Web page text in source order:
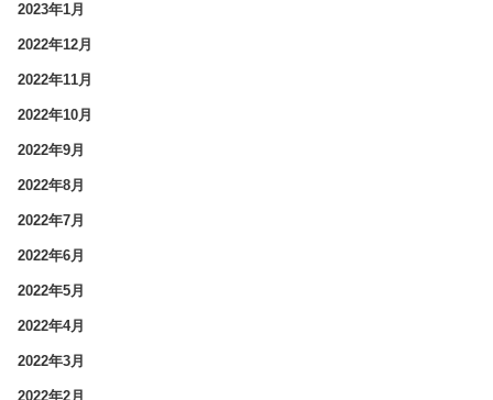
2023年1月
2022年12月
2022年11月
2022年10月
2022年9月
2022年8月
2022年7月
2022年6月
2022年5月
2022年4月
2022年3月
2022年2月